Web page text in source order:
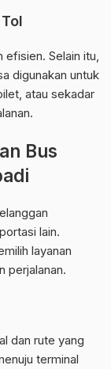
efisien. Selain itu,
digunakan untuk
atau sekadar
Bus
lain.
layanan
perjalanan.
dan rute yang
terminal